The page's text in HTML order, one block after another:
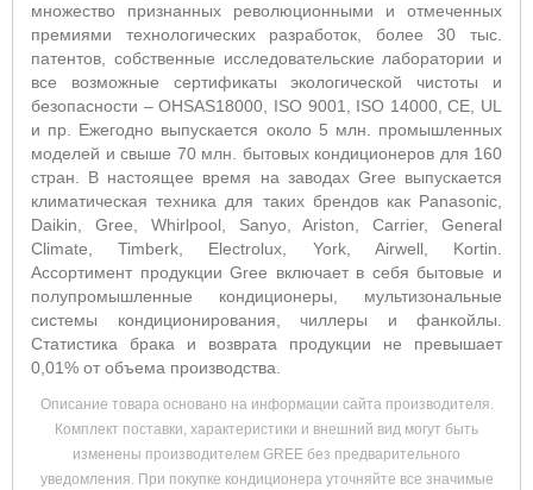
множество признанных революционными и отмеченных
премиями технологических разработок, более 30 тыс.
патентов, собственные исследовательские лаборатории и
все возможные сертификаты экологической чистоты и
безопасности – OHSAS18000, ISO 9001, ISO 14000, CE, UL
и пр. Ежегодно выпускается около 5 млн. промышленных
моделей и свыше 70 млн. бытовых кондиционеров для 160
стран. В настоящее время на заводах Gree выпускается
климатическая техника для таких брендов как Panasonic,
Daikin, Gree, Whirlpool, Sanyo, Ariston, Carrier, General
Climate, Timberk, Electrolux, York, Airwell, Kortin.
Ассортимент продукции Gree включает в себя бытовые и
полупромышленные кондиционеры, мультизональные
системы кондиционирования, чиллеры и фанкойлы.
Статистика брака и возврата продукции не превышает
0,01% от объема производства.
Описание товара основано на информации сайта производителя.
Комплект поставки, характеристики и внешний вид могут быть
изменены производителем GREE без предварительного
уведомления. При покупке кондиционера уточняйте все значимые